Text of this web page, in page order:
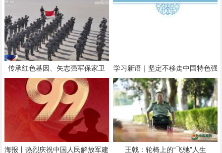
五”开局之年各省份经济半年报
传承红色基因、矢志强军保家卫
国！各地多种形式庆祝中国人民解
放军建军99周年
学习新语｜坚定不移走中国特色强
军之路
海报丨热烈庆祝中国人民解放军建 王戟：轮椅上的“飞驰”人生